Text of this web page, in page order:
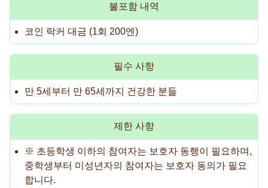
불포함 내역
코인 락커 대금 (1회 200엔)
필수 사항
만 5세부터 만 65세까지 건강한 분들
제한 사항
※ 초등학생 이하의 참여자는 보호자 동행이 필요하며,
중학생부터 미성년자의 참여자는 보호자 동의가 필요
합니다.